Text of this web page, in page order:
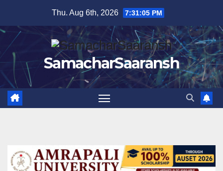
content
Thu. Aug 6th, 2026 7:31:06 PM
SamacharSaaransh